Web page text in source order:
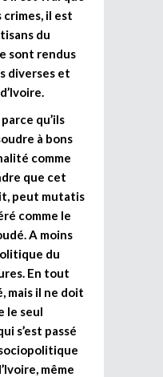
crimes, il est
du
sont rendus
diverses et
qu’ils
à bons
comme
que cet
peut mutatis
comme le
A moins
du
En tout
mais il ne doit
le seul
s’est passé
même